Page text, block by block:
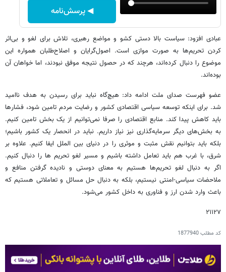
◀ پرسش‌نامه
عبادی افزود: سیاست بالا دستی کشو و مواضع رهبری، تلاش برای لغو و بی‌اثر
کردن تحریم‌ها به صورت موازی است. اصول‌گرایان و اصلاح‌طلبان همواره این
موضوع را دنبال کرده‌اند، هرچند که در حصول نتیجه موفق نبودند، اما خواهان آن
بوده‌اند.
عضو فهرست صدای ملت ادامه داد: هیچ‌گاه نباید برای رسیدن به هدف ناامید
شد. برای اینکه توسعه سیاسی اقتصادی کشور و رضایت مردم تامین شود، فشارها
باید کاهش پیدا کند. منابع اقتصادی را صرفا نمی‌توانیم از یک بخش تامین کنیم.
به بخش‌های دیگر سرمایه‌گذاری نیز نیاز داریم. نباید در انحصار یک کشور باشیم؛
بلکه باید بتوانیم نقش مثبت و موثری را در دنیای بین الملل ایفا کنیم. علاوه بر
شرق، با غرب هم باید تعامل داشته باشیم و مسیر لغو تحریم ها را دنبال کنیم.
اگر به دنبال لغو تحریم‌ها هستیم به معنای دوستی و نادیده گرفتن منافع و
ملاحضات سیاسی-امنتی نیستیم، بلکه به دنبال حل مسائل و تعاملاتی هستیم که
باعث وارد شدن ارز و فناوری به داخل کشور می‌شود.
۲۱۱۲۷
کد مطلب1877940